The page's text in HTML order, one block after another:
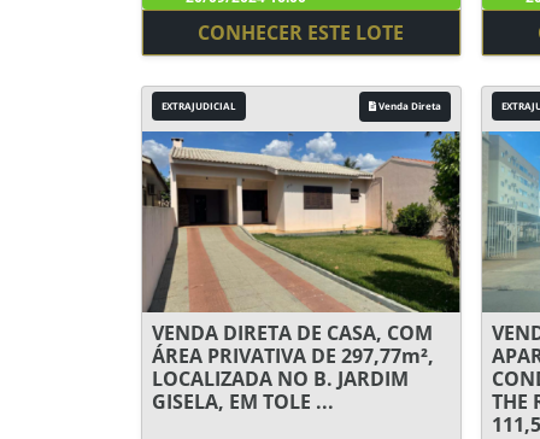
CONHECER ESTE LOTE
EXTRAJUDICIAL Venda Direta
VENDA DIRETA DE CASA, COM
ÁREA PRIVATIVA DE 297,77m²,
LOCALIZADA NO B. JARDIM
GISELA, EM TOLE ...
THE